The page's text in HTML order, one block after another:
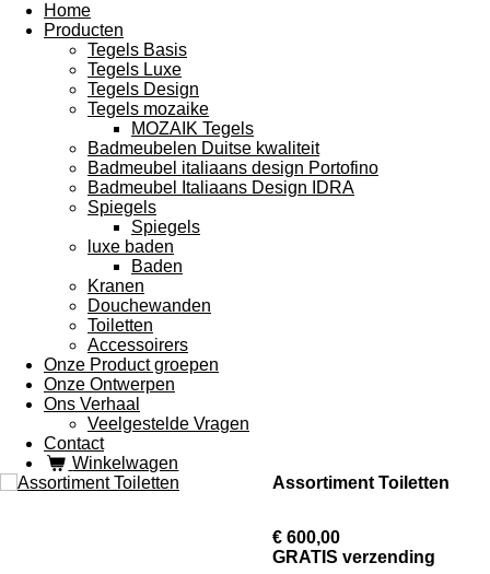
Home
Producten
Tegels Basis
Tegels Luxe
Tegels Design
Tegels mozaike
MOZAIK Tegels
Badmeubelen Duitse kwaliteit
Badmeubel italiaans design Portofino
Badmeubel Italiaans Design IDRA
Spiegels
Spiegels
luxe baden
Baden
Kranen
Douchewanden
Toiletten
Accessoirers
Onze Product groepen
Onze Ontwerpen
Ons Verhaal
Veelgestelde Vragen
Contact
Winkelwagen
Assortiment Toiletten
€ 600,00
GRATIS verzending